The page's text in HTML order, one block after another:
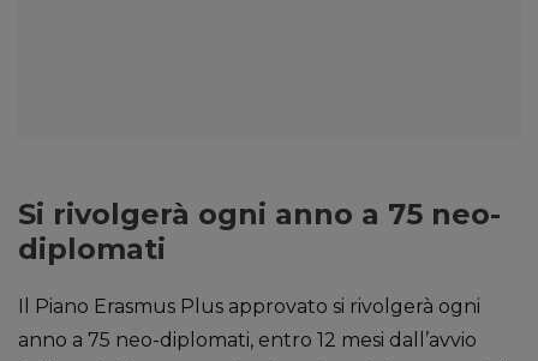
Si rivolgerà ogni anno a 75 neo-
diplomati
Il Piano Erasmus Plus approvato si rivolgerà ogni
anno a 75 neo-diplomati, entro 12 mesi dall’avvio